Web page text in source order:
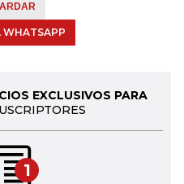
WHATSAPP
EXCLUSIVOS PARA
1